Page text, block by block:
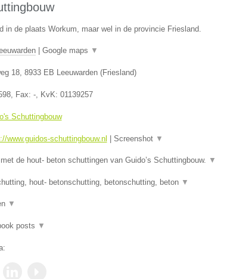
in de plaats Workum, maar wel in de provincie Friesland.
| Google maps ▼
18, 8933 EB Leeuwarden(Friesland)
, Fax: -, KvK: 01139257
Schuttingbouw
www.guidos-schuttingbouw.nl Screenshot ▼
de hout- beton schuttingen van Guido’s Schuttingbouw. ▼
hout- betonschutting, betonschutting, beton ▼
▼
posts ▼